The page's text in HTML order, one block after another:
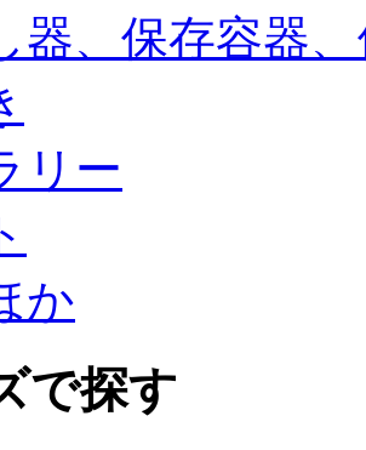
器、保存容器
リー
か
で探す